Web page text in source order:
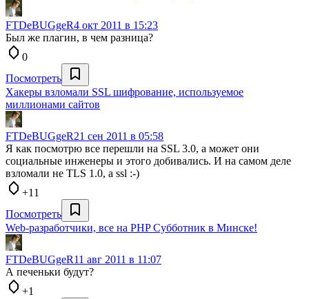
FTDeBUGgeR4 окт 2011 в 15:23
Был же плагин, в чем разница?
0
Посмотреть
Хакеры взломали SSL шифрование, используемое
миллионами сайтов
FTDeBUGgeR21 сен 2011 в 05:58
Я как посмотрю все перешли на SSL 3.0, а может они
социальные инженеры и этого добивались. И на самом деле
взломали не TLS 1.0, а ssl :-)
+11
Посмотреть
Web-разработчики, все на PHP Субботник в Минске!
FTDeBUGgeR11 авг 2011 в 11:07
А печеньки будут?
+1